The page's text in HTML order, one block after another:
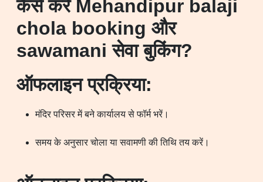
कैसे करें Mehandipur balaji
chola booking और
sawamani सेवा बुकिंग?
ऑफलाइन प्रक्रिया:
मंदिर परिसर में बने कार्यालय से फॉर्म भरें।
समय के अनुसार चोला या सवामणी की तिथि तय करें।